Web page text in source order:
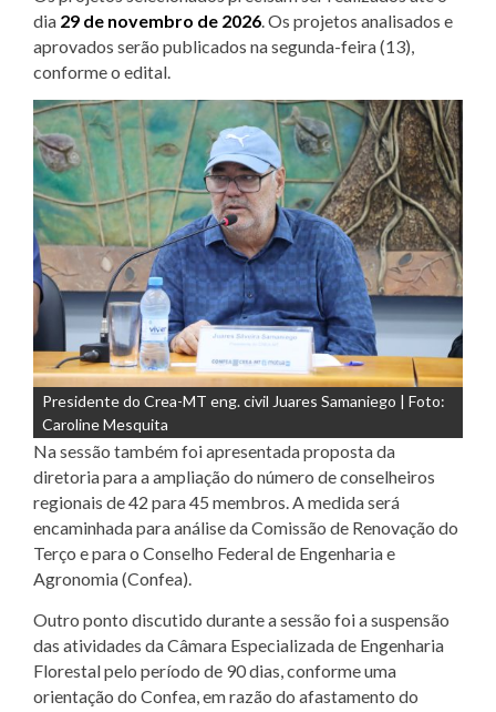
dia 29 de novembro de 2026. Os projetos analisados e
aprovados serão publicados na segunda-feira (13),
conforme o edital.
Presidente do Crea-MT eng. civil Juares Samaniego | Foto:
Caroline Mesquita
Na sessão também foi apresentada proposta da
diretoria para a ampliação do número de conselheiros
regionais de 42 para 45 membros. A medida será
encaminhada para análise da Comissão de Renovação do
Terço e para o Conselho Federal de Engenharia e
Agronomia (Confea).
Outro ponto discutido durante a sessão foi a suspensão
das atividades da Câmara Especializada de Engenharia
Florestal pelo período de 90 dias, conforme uma
orientação do Confea, em razão do afastamento do